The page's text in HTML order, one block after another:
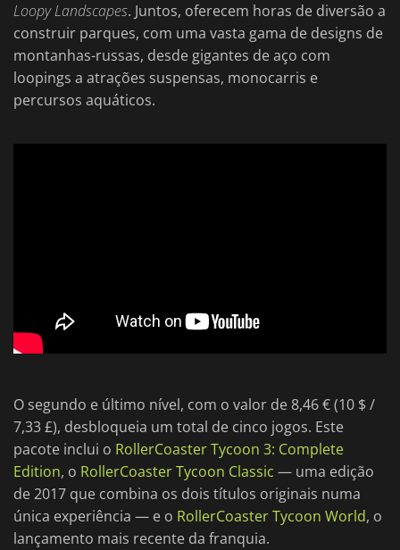
Loopy Landscapes. Juntos, oferecem horas de diversão a
construir parques, com uma vasta gama de designs de
montanhas-russas, desde gigantes de aço com
loopings a atrações suspensas, monocarris e
percursos aquáticos.
O segundo e último nível, com o valor de 8,46 € (10 $ /
7,33 £), desbloqueia um total de cinco jogos. Este
pacote inclui o RollerCoaster Tycoon 3: Complete
Edition, o RollerCoaster Tycoon Classic — uma edição
de 2017 que combina os dois títulos originais numa
única experiência — e o RollerCoaster Tycoon World, o
lançamento mais recente da franquia.